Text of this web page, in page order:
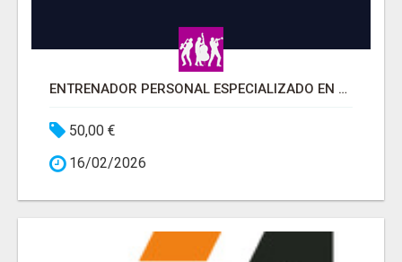
ENTRENADOR PERSONAL ESPECIALIZADO EN READAPTACIÓN EN BILBAO
50,00 €
16/02/2026